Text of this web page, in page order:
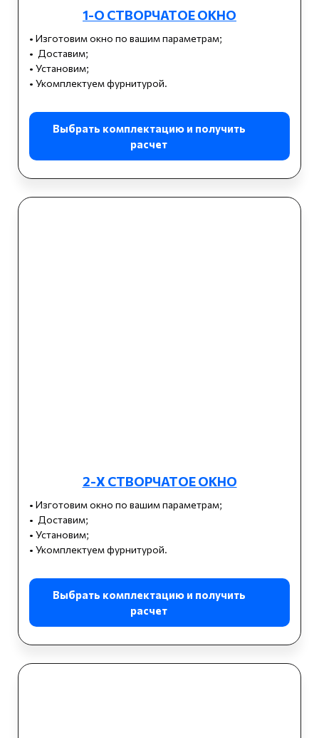
1-О СТВОРЧАТОЕ ОКНО
• Изготовим окно по вашим параметрам;
• Доставим;
• Установим;
• Укомплектуем фурнитурой.
Выбрать комплектацию и получить
расчет
2-Х СТВОРЧАТОЕ ОКНО
• Изготовим окно по вашим параметрам;
• Доставим;
• Установим;
• Укомплектуем фурнитурой.
Выбрать комплектацию и получить
расчет